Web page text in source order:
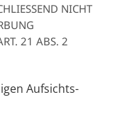
NICHT
21 ABS. 2
Aufsichts­